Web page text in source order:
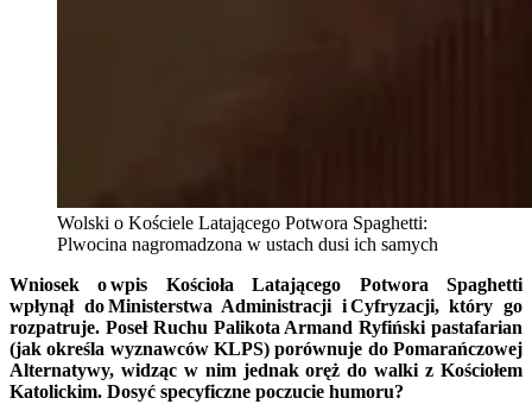
Wolski o Kościele Latającego Potwora Spaghetti:
Plwocina nagromadzona w ustach dusi ich samych
Wniosek o wpis Kościoła Latającego Potwora Spaghetti
wpłynął do Ministerstwa Administracji i Cyfryzacji, który go
rozpatruje. Poseł Ruchu Palikota Armand Ryfiński pastafarian
(jak określa wyznawców KLPS) porównuje do Pomarańczowej
Alternatywy, widząc w nim jednak oręż do walki z Kościołem
Katolickim. Dosyć specyficzne poczucie humoru?